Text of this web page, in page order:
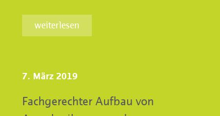
weiterlesen
7. März 2019
Fachgerechter Aufbau von